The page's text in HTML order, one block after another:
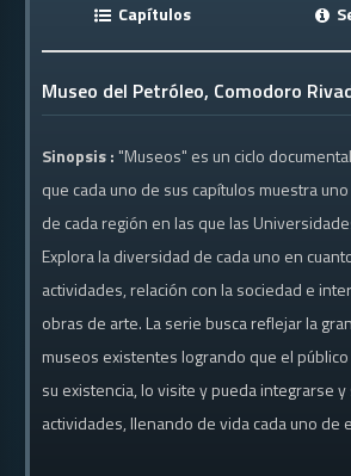
Capítulos
Museo del Petróleo, Comodoro
Sinopsis : "Museos" es un ciclo
que cada uno de sus capítulos muestra
de cada región en las que las
Explora la diversidad de cada uno en
actividades, relación con la sociedad e
obras de arte. La serie busca reflejar la
museos existentes logrando que el
su existencia, lo visite y pueda integrarse
actividades, llenando de vida cada uno de